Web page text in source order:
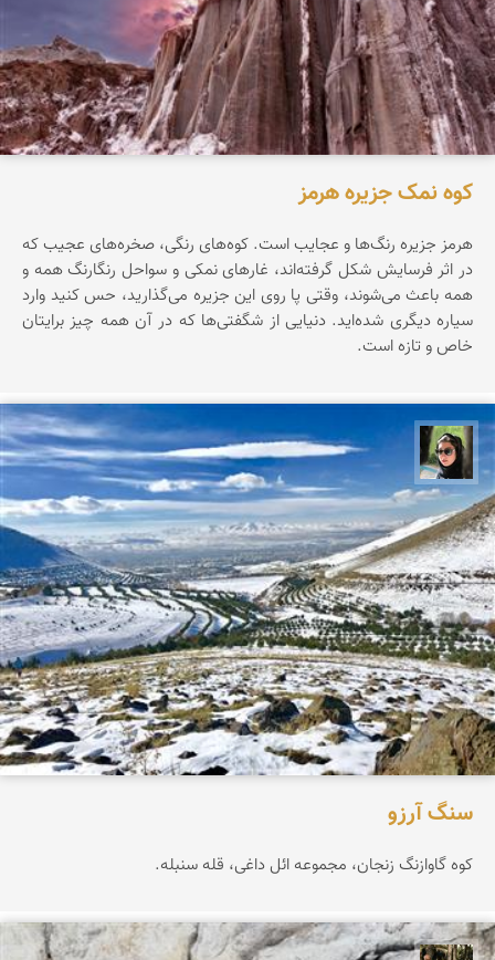
کوه نمک جزیره هرمز
هرمز جزیره‌ رنگ‌ها‌ و عجایب است. کوه‌های رنگی، صخره‌های عجیب که
در اثر فرسایش شکل گرفته‌اند، غارهای نمکی و سواحل رنگارنگ همه و
همه باعث می‌شوند، وقتی پا روی این جزیره می‌گذارید، حس کنید وارد
سیاره‌ دیگری شده‌اید. دنیایی از شگفتی‌ها که در آن همه چیز برایتان
خاص و تازه است.
سپیده اصلان
سنگ آرزو
کوه گاوازنگ زنجان، مجموعه ائل داغی، قله سنبله.